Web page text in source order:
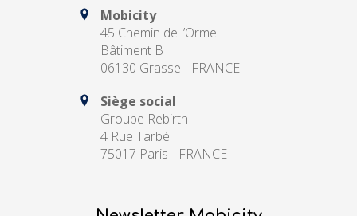
Mobicity
45 Chemin de l’Orme
Bâtiment B
06130 Grasse - FRANCE
Siège social
Groupe Rebirth
4 Rue Tarbé
75017 Paris - FRANCE